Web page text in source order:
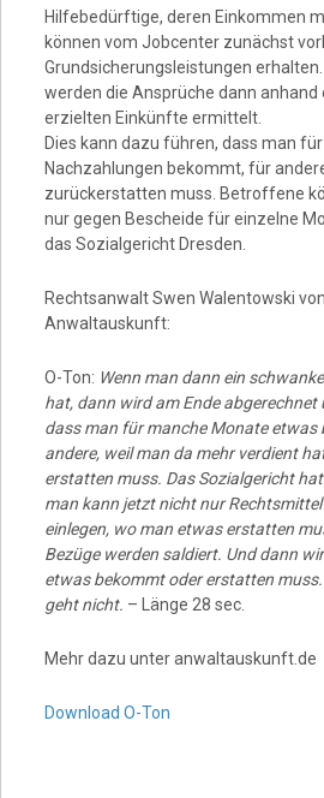
Hilfebedürftige, deren Einkommen
können vom Jobcenter zunächst
Grundsicherungsleistungen
werden die Ansprüche dann anhand
erzielten Einkünfte ermittelt.
Dies kann dazu führen, dass man
Nachzahlungen bekommt, für
zurückerstatten muss. Betroffene
nur gegen Bescheide für einzelne
das Sozialgericht Dresden.
Rechtsanwalt Swen Walentowski
Anwaltauskunft:
O-Ton: Wenn man dann ein
hat, dann wird am Ende abgerechnet
dass man für manche Monate etwas
andere, weil man da mehr verdient
erstatten muss. Das Sozialgericht
man kann jetzt nicht nur
einlegen, wo man etwas erstatten
Bezüge werden saldiert. Und dann
etwas bekommt oder erstatten
geht nicht. – Länge 28 sec.
Mehr dazu unter anwaltauskunft.de
Download O-Ton